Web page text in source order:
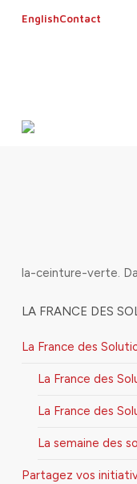
EnglishContact
la-ceinture-verte.
LA FRANCE DES
La France des
La France des
La France des
La semaine des
Partagez vos